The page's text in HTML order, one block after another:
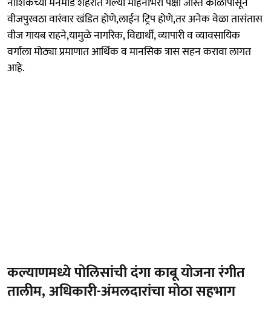
वीजपुरवठा वारंवार खंडित होणे,लाईन ट्रिप होणे,तर अनेक वेळा तासंतास
वीज गायब राहने,यामुळे नागरिक, विद्यार्थी, व्यापारी व व्यावसायिक
वर्गाला मोठ्या प्रमाणात आर्थिक व मानसिक त्रास सहन करावा लागत
आहे.
कल्याणमध्ये पोलिसांची दंगा काबू योजना रंगीत
तालीम, अधिकारी-अंमलदारांचा मोठा सहभाग